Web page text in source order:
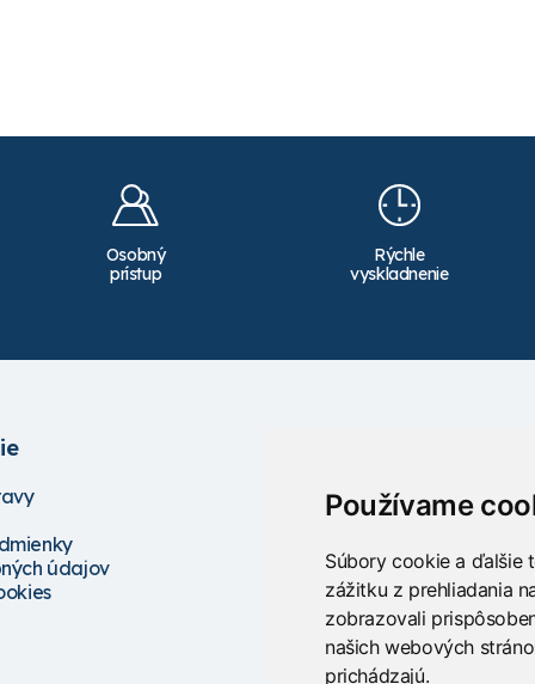
Používame
Súbory cookie a ďalšie
zážitku z prehliadania
zobrazovali
našich webových
prichádzajú.
Osobný
prístup
Rýchle
vyskladnenie
údajov
Školenia
Poradenstvo